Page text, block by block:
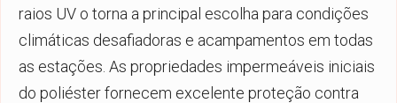
raios UV o torna a principal escolha para condições
climáticas desafiadoras e acampamentos em todas
as estações. As propriedades impermeáveis iniciais
do poliéster fornecem excelente proteção contra